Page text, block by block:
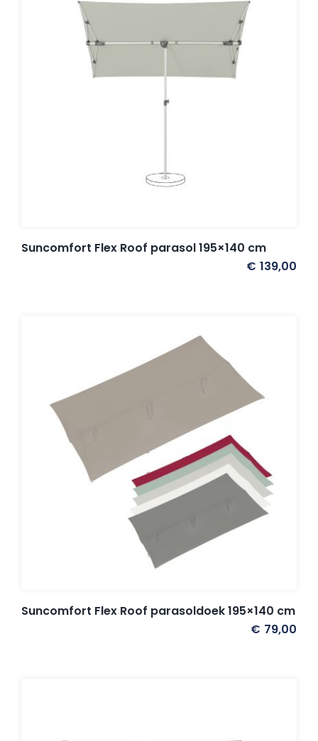
Glatz parasoldoeken
Glatz stofstalen collectie Sampleboeken
Suncomfort Flex Roof parasol 195×140 cm
€ 139,00
Suncomfort Flex Roof parasoldoek 195×140 cm
€ 79,00